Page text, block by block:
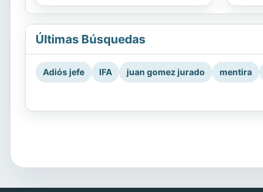
Últimas Búsquedas
Adiós jefe IFA juan gomez jurado mentira